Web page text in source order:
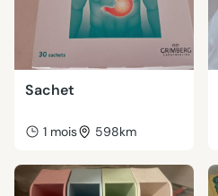
Sachet
1 mois 598km